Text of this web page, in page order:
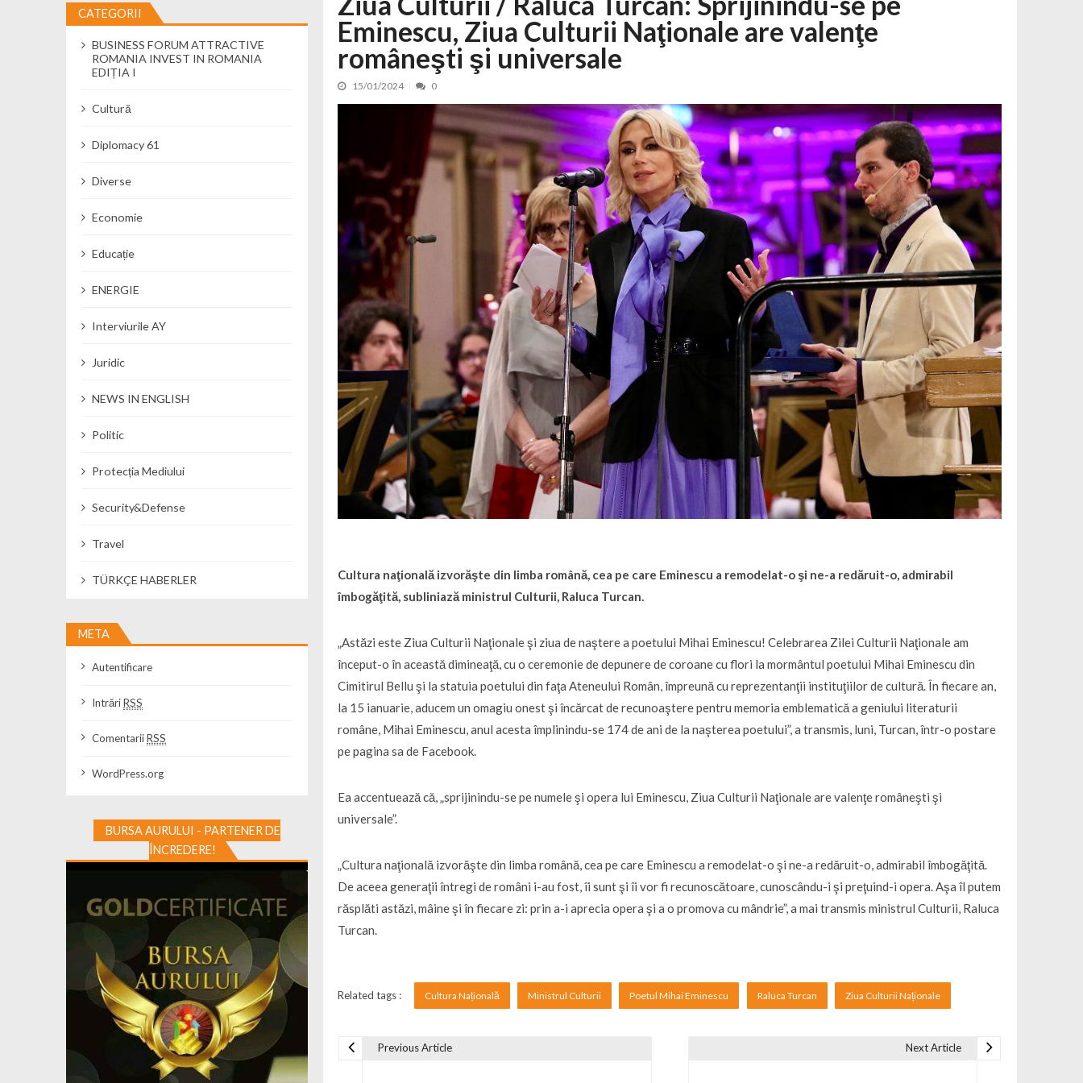
Cseke Attila: Am creat, până în prezent, peste 5.000 de noi locuri în creșe... 15/07/2026
Încă o creșă modernă pentru Alba: 40 de locuri noi la Zlatna prin Programul... 15/07/2026
Ministerul Mediului derulează dezbaterea publică pentru proiectul de lege care... 15/07/2026
Ministerul Apărării Naționale participă la efortul național pentru protejar... 04/08/2026
Dobânzi de pânã la 7,50% la ediția FIDELIS din luna august 04/08/2026
MMAP pune în consultare publică proiectul Catalogului național al zonelor pri... 04/08/2026
Eminescu, Ziua Culturii Naţionale are valenţe
româneşti şi universale
15/01/2024 0
Cultura naţională izvorăşte din limba română, cea pe care Eminescu a remodelat-o şi ne-a redăruit-o, admirabil
îmbogăţită, subliniază ministrul Culturii, Raluca Turcan.
„Astăzi este Ziua Culturii Naţionale şi ziua de naştere a poetului Mihai Eminescu! Celebrarea Zilei Culturii Naţionale am
început-o în această dimineaţă, cu o ceremonie de depunere de coroane cu flori la mormântul poetului Mihai Eminescu din
Cimitirul Bellu şi la statuia poetului din faţa Ateneului Român, împreună cu reprezentanţii instituţiilor de cultură. În fiecare an,
la 15 ianuarie, aducem un omagiu onest şi încărcat de recunoaştere pentru memoria emblematică a geniului literaturii
române, Mihai Eminescu, anul acesta împlinindu-se 174 de ani de la naşterea poetului”, a transmis, luni, Turcan, într-o postare
pe pagina sa de Facebook.
Ea accentuează că, „sprijinindu-se pe numele şi opera lui Eminescu, Ziua Culturii Naţionale are valenţe româneşti şi
universale”.
„Cultura naţională izvorăşte din limba română, cea pe care Eminescu a remodelat-o şi ne-a redăruit-o, admirabil îmbogăţită.
De aceea generaţii întregi de români i-au fost, îi sunt şi îi vor fi recunoscătoare, cunoscându-i şi preţuind-i opera. Aşa îl putem
răsplăti astăzi, mâine şi în fiecare zi: prin a-i aprecia opera şi a o promova cu mândrie”, a mai transmis ministrul Culturii, Raluca
Turcan.
Related tags : Cultura Națională Ministrul Culturii Poetul Mihai Eminescu Raluca Turcan Ziua Culturii Naționale
Previous Article Next Article
CATEGORII
BUSINESS FORUM ATTRACTIVE
ROMANIA INVEST IN ROMANIA
EDIȚIA I
Cultură
Diplomacy 61
Diverse
Economie
Educație
ENERGIE
Interviurile AY
Juridic
NEWS IN ENGLISH
Politic
Protecția Mediului
Security&Defense
Travel
TÜRKÇE HABERLER
META
Autentificare
IntrăriRSS
ComentariiRSS
WordPress.org
BURSA AURULUI - PARTENER DE
ÎNCREDERE!